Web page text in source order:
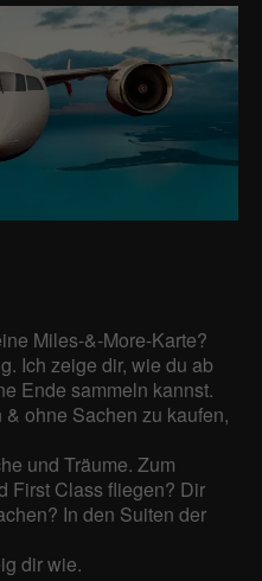
Miles-&-More-Karte?
Ich zeige dir, wie du ab
Ende sammeln kannst.
ohne Sachen zu kaufen,
und Träume. Zum
First Class fliegen? Dir
In den Suiten der
dir wie.